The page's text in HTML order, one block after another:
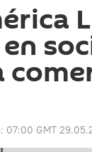
07:00 GMT